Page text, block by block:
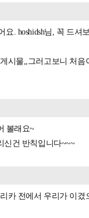
요. hoshidsh님, 꼭 드셔
시물,,그러고보니 처음
볼래요~
신건 반칙입니다~~~
카 전에서 우리가 이겼